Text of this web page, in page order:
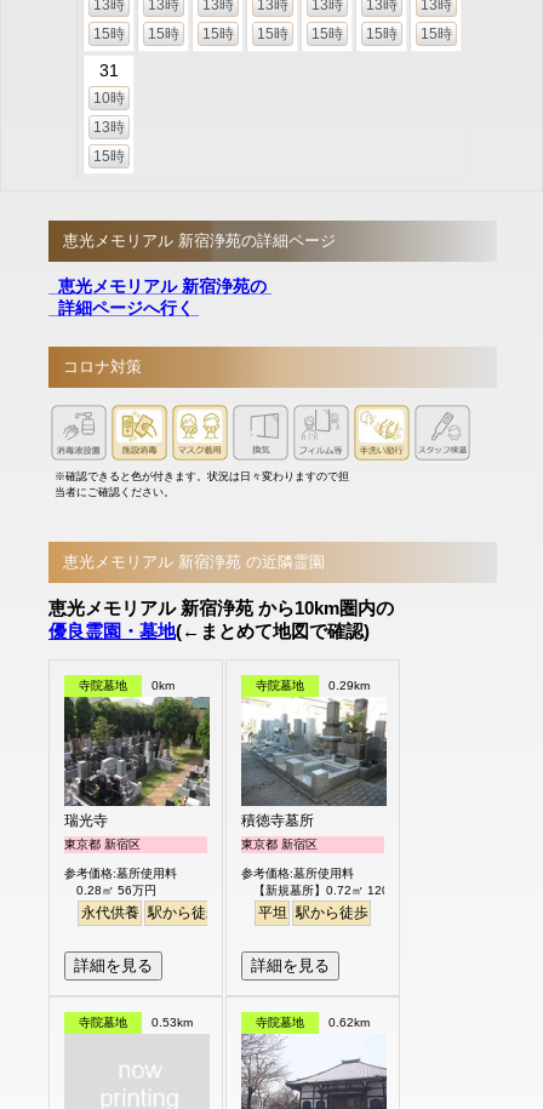
13時
15時
13時
15時
13時
15時
13時
15時
13時
15時
13時
15時
13時
15時
31
10時
13時
15時
恵光メモリアル 新宿浄苑の詳細ページ
恵光メモリアル 新宿浄苑の
詳細ページへ行く
コロナ対策
※確認できると色が付きます。状況は日々変わりますので担
当者にご確認ください。
恵光メモリアル 新宿浄苑 の近隣霊園
恵光メモリアル 新宿浄苑 から10km圏内の
優良霊園・墓地(←まとめて地図で確認)
寺院墓地 0km
瑞光寺
東京都 新宿区
参考価格:墓所使用料
0.28㎡ 56万円
永代供養 駅から徒歩
詳細を見る
寺院墓地 0.29km
積徳寺墓所
東京都 新宿区
参考価格:墓所使用料
【新規墓所】0.72㎡ 120万円
平坦 駅から徒歩
詳細を見る
寺院墓地 0.53km 寺院墓地 0.62km